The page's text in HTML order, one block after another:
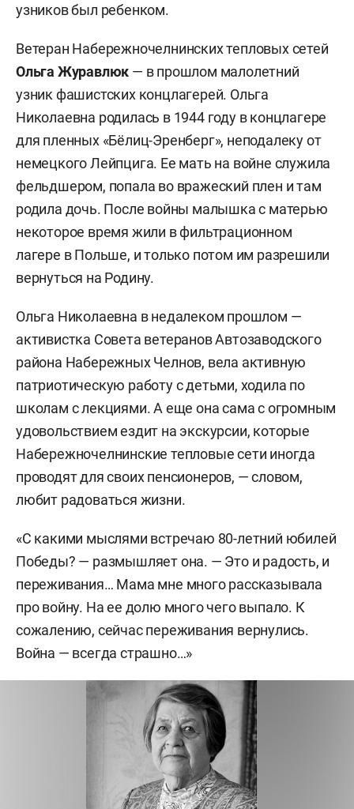
узников был ребенком.
Ветеран Набережночелнинских тепловых сетей
Ольга Журавлюк — в прошлом малолетний
узник фашистских концлагерей. Ольга
Николаевна родилась в 1944 году в концлагере
для пленных «Бёлиц-Эренберг», неподалеку от
немецкого Лейпцига. Ее мать на войне служила
фельдшером, попала во вражеский плен и там
родила дочь. После войны малышка с матерью
некоторое время жили в фильтрационном
лагере в Польше, и только потом им разрешили
вернуться на Родину.
Ольга Николаевна в недалеком прошлом —
активистка Совета ветеранов Автозаводского
района Набережных Челнов, вела активную
патриотическую работу с детьми, ходила по
школам с лекциями. А еще она сама с огромным
удовольствием ездит на экскурсии, которые
Набережночелнинские тепловые сети иногда
проводят для своих пенсионеров, — словом,
любит радоваться жизни.
«С какими мыслями встречаю 80-летний юбилей
Победы? — размышляет она. — Это и радость, и
переживания… Мама мне много рассказывала
про войну. На ее долю много чего выпало. К
сожалению, сейчас переживания вернулись.
Война — всегда страшно…»